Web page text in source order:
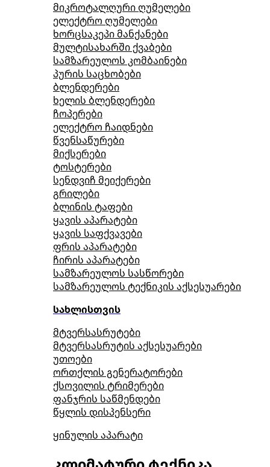
მიკროტალღური ღუმელები
ელექტრო ღუმელები
ხორცსაკეპი მანქანები
მულტისახარში ქვაბები
სამზარეულოს კომბაინები
პურის საცხობები
ბლენდერები
ხელის ბლენდერები
ჩოპერები
ელექტრო ჩაიდნები
წვენსაწურები
მიქსერები
ტოსტერები
სენდვიჩ მეიქერები
გრილები
ბლინის ტაფები
ყავის აპარატები
ყავის საფქვავები
ფრის აპარატები
ჩირის აპარატები
სამზარეულოს სასწორები
სამზარეულოს ტექნიკის აქსესუარები
სახლისთვის
მტვერსასრუტები
მტვერსასრუტის აქსესუარები
უთოები
ორთქლის გენერატორები
ქსოვილის ტრიმერები
ფანჯრის საწმენდები
წყლის დისპენსერი
ყინულის აპარატი